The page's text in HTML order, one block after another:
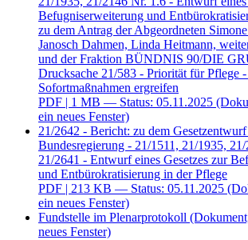
Befugniserweiterung und
zu dem Antrag der Abgeordneten
Janosch Dahmen, Linda Heitmann,
und der Fraktion BÜNDNIS 90/DIE
Drucksache 21/583 - Priorität für Pflege -
Sofortmaßnahmen ergreifen
PDF | 1 MB — Status: 05.11.2025
ein neues Fenster)
21/2642 - Bericht: zu dem
Bundesregierung - 21/1511, 21/1935,
21/2641 - Entwurf eines Gesetzes zur
und Entbürokratisierung in der Pflege
PDF | 213 KB — Status: 05.11.2025
ein neues Fenster)
Fundstelle im Plenarprotokoll
neues Fenster)